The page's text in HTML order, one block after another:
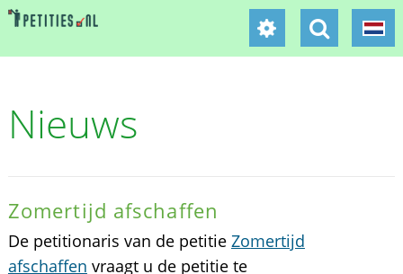
Nieuws
Zomertijd afschaffen
De petitionaris van de petitie Zomertijd
afschaffen vraagt u de petitie te